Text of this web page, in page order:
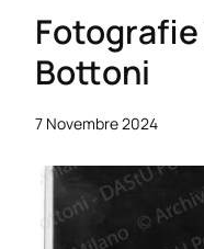
Bottoni
7 Novembre 2024